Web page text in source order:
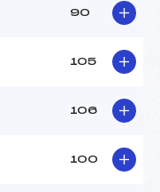
90
105
106
100